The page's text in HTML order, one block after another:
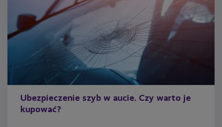
Ubezpieczenie szyb w aucie. Czy warto je
kupować?